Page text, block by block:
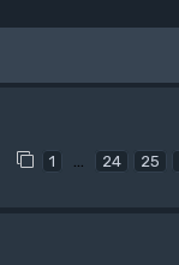
1 … 24 25